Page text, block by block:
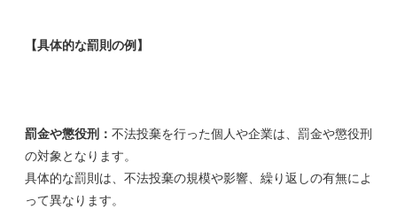
【具体的な罰則の例】
罰金や懲役刑： 不法投棄を行った個人や企業は、罰金や懲役刑
の対象となります。
具体的な罰則は、不法投棄の規模や影響、繰り返しの有無によ
って異なります。